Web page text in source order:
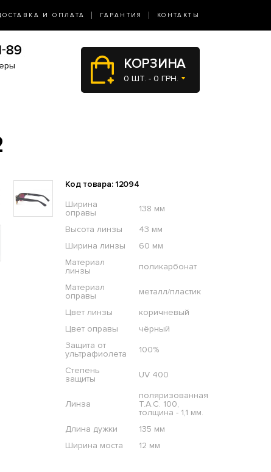
И ОПЛАТА ГАРАНТИЯ КОНТАКТЫ
КОРЗИНА
0 ШТ. - 0 ГРН.
Код товара: 12094
Ширина
оправы
138 мм
Высота линзы
43 мм
Ширина линзы
60 мм
Материал
линзы
поликарбонат
Материал
оправы
металл/пластик
Цвет линзы
коричневый
Цвет оправы
чёрный
Защита от
ультрафиолета
100%
Степень
защиты
UV 400
Линза
поляризованная
T.A.C. 100,
толщина - 1,1 мм.
Длина дужки
135 мм
Ширина моста
12 мм